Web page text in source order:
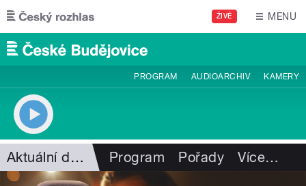
Přejít k hlavnímu obsahu
ŽIVĚ MENU
PROGRAM AUDIOARCHIV KAMERY
Aktuální dění Program Pořady Více…